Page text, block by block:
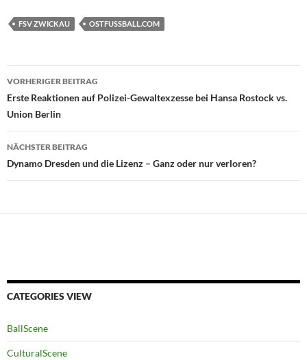
FSV ZWICKAU OSTFUSSBALL.COM
Beitragsnavigation
VORHERIGER BEITRAG
Erste Reaktionen auf Polizei-Gewaltexzesse bei Hansa Rostock vs.
Union Berlin
NÄCHSTER BEITRAG
Dynamo Dresden und die Lizenz – Ganz oder nur verloren?
CATEGORIES VIEW
BallScene
CulturalScene